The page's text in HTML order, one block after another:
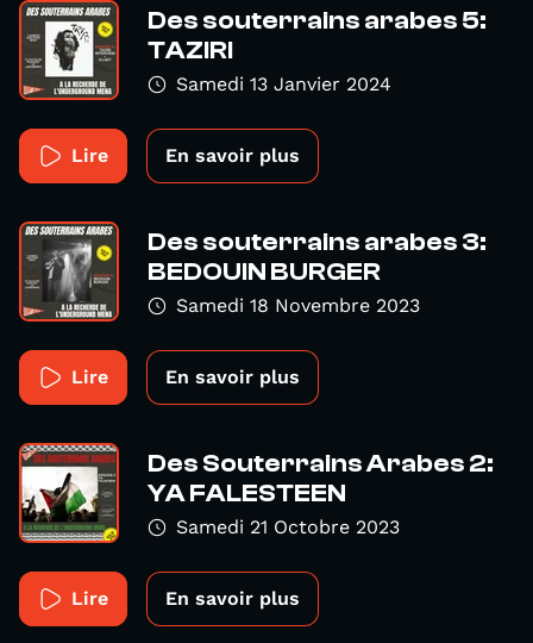
Des souterrains arabes 5:
TAZIRI
Samedi 13 Janvier 2024
Lire En savoir plus
Des souterrains arabes 3:
BEDOUIN BURGER
Samedi 18 Novembre 2023
Lire En savoir plus
Des Souterrains Arabes 2:
YA FALESTEEN
Samedi 21 Octobre 2023
Lire En savoir plus